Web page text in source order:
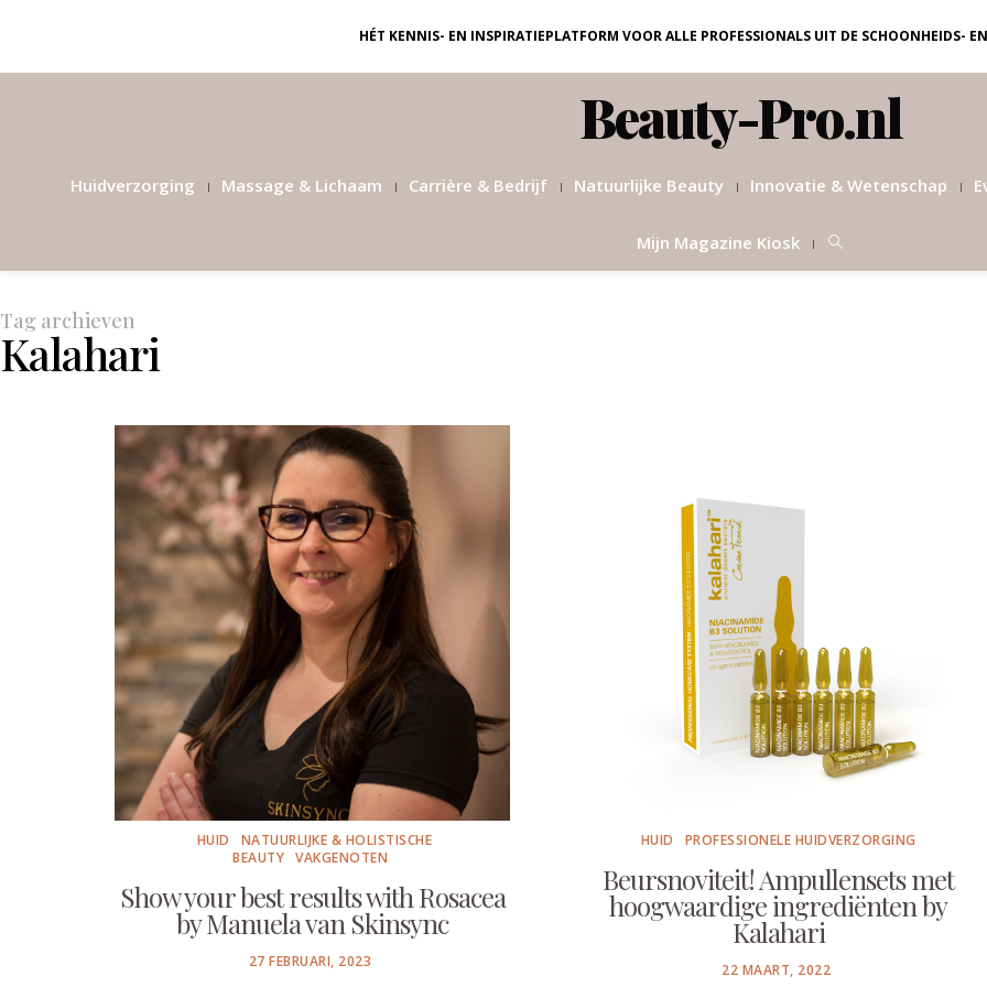
HÉT KENNIS- EN INSPIRATIEPLATFORM VOOR ALLE PROFESSIONALS UIT DE SCHOONHEIDS-
Beauty-Pro.nl
Huidverzorging Massage & Lichaam Carrière & Bedrijf Natuurlijke Beauty Innovatie & Wetenschap
Mijn Magazine Kiosk
Tag archieven
Kalahari
HUID
NATUURLIJKE & HOLISTISCHE
BEAUTY VAKGENOTEN
Show your best results with Rosacea
by Manuela van Skinsync
POSTED
27 FEBRUARI, 2023
HUID PROFESSIONELE HUIDVERZORGING
Beursnoviteit! Ampullensets met
hoogwaardige ingrediënten by
Kalahari
POSTED
22 MAART, 2022